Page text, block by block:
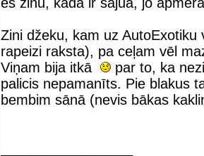
Zini džeku, kam uz
rapeizi raksta), pa ceļam vēl
Viņam bija itkā
par to, ka
palicis nepamanīts. Pie blakus
bembim sānā (nevis bākas